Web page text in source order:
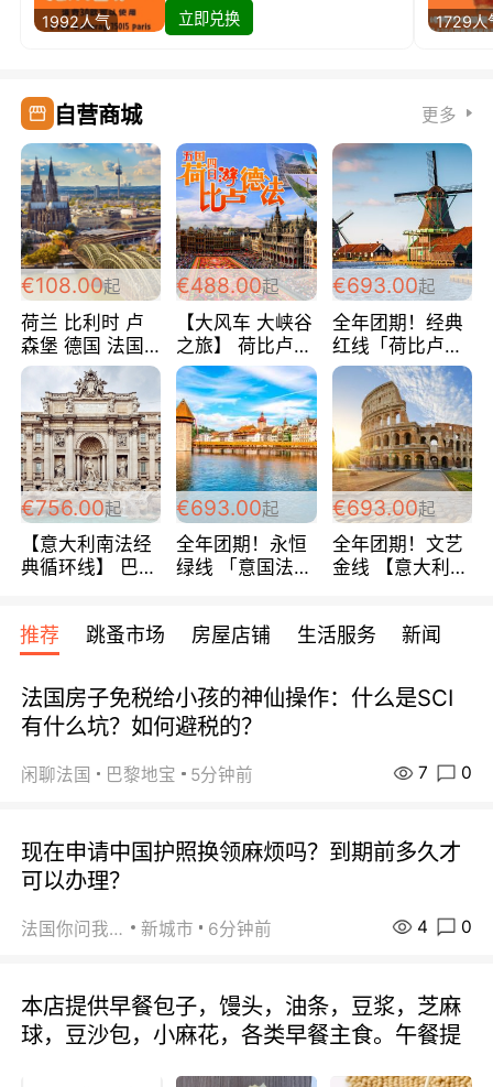
1992人气
立即兑换
1729人
自营商城 更多
€108.00起
荷兰 比利时 卢
森堡 德国 法国
超爽玩遍西欧 循
环线 全程四星宾
馆 108欧/人/天
€488.00起
【大风车 大峡谷
之旅】 荷比卢德
法 巴黎上下 经
典五国四日游
488欧/人
€693.00起
全年团期！经典
红线「荷比卢德
法」七天循环 五
国 仅售99欧/人/
天！巴黎上下！
包拼房~
€756.00起
【意大利南法经
典循环线】 巴黎
宾馆 108欧/天起
全程756欧/位
€693.00起
全年团期！永恒
绿线 「意国法
欧/天起 ~包拼房
€693.00起
全年团期！文艺
金线 【意大利一
每周铁发！
推荐 跳蚤市场 房屋店铺 生活服务 新闻
法国房子免税给小孩的神仙操作：什么是SCI
有什么坑？如何避税的？
闲聊法国 巴黎地宝 5分钟前 7 0
现在申请中国护照换领麻烦吗？到期前多久才
可以办理？
法国你问我答 新城市 6分钟前 4 0
本店提供早餐包子，馒头，油条，豆浆，芝麻
球，豆沙包，小麻花，各类早餐主食。午餐提